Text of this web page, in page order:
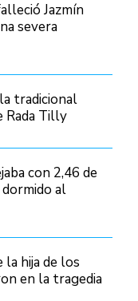
Jazmín
severa
tradicional
Tilly
con 2,46 de
al
la hija de los
en la tragedia